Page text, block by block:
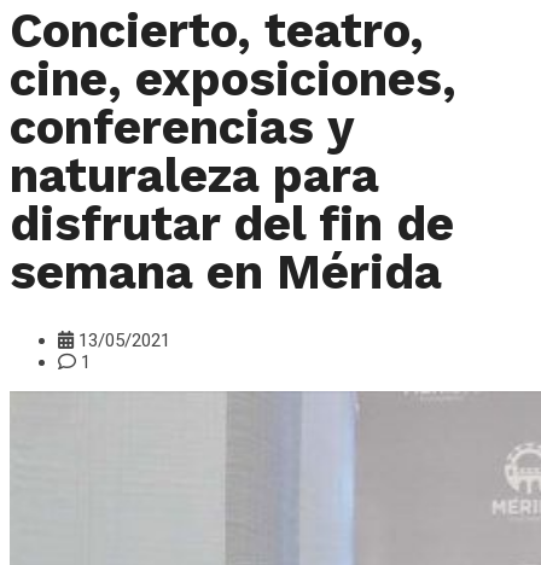
Concierto, teatro,
cine, exposiciones,
conferencias y
naturaleza para
disfrutar del fin de
semana en Mérida
13/05/2021
1